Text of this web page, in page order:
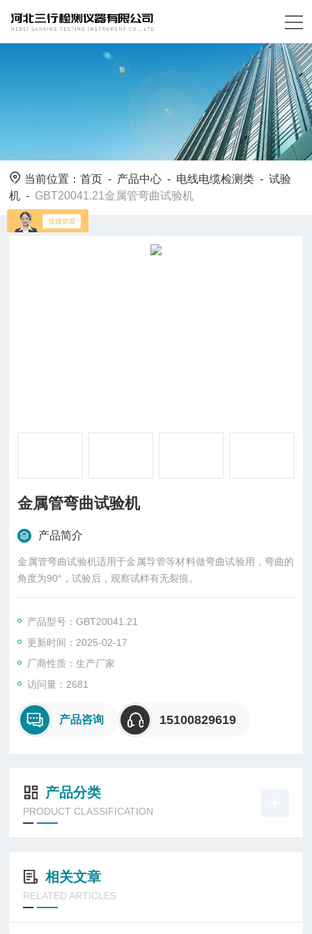
当前位置：首页 - 产品中心 - 电线电缆检测类 -试验
机 - GBT20041.21金属管弯曲试验机
金属管弯曲试验机
产品简介
金属管弯曲试验机适用于金属导管等材料做弯曲试验用，弯曲的
角度为90°，试验后，观察试样有无裂痕。
产品型号：GBT20041.21
更新时间：2025-02-17
厂商性质：生产厂家
访问量：2681
产品咨询 15100829619
产品分类
PRODUCT CLASSIFICATION
相关文章
RELATED ARTICLES